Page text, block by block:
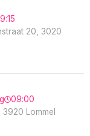
20, 3020
09:00
Lommel